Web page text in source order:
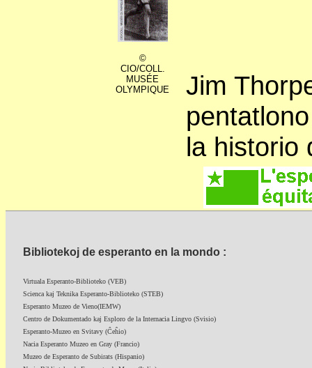
©
CIO/COLL.
MUSÉE
OLYMPIQUE
Jim
la historio
Bibliotekoj de esperanto en la mondo :
Virtuala Esperanto-Biblioteko (VEB)
Scienca kaj Teknika Esperanto-Biblioteko (STEB)
Esperanto Muzeo de Vieno(IEMW)
Centro de Dokumentado kaj Esploro de la Internacia Lingvo (Svisio)
Esperanto-Muzeo en Svitavy (Ĉeĥio)
Nacia Esperanto Muzeo en Gray (Francio)
Muzeo de Esperanto de Subirats (Hispanio)